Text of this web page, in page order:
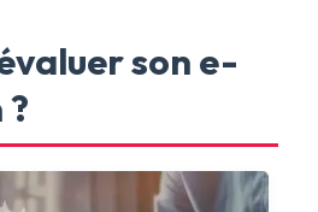
son e-